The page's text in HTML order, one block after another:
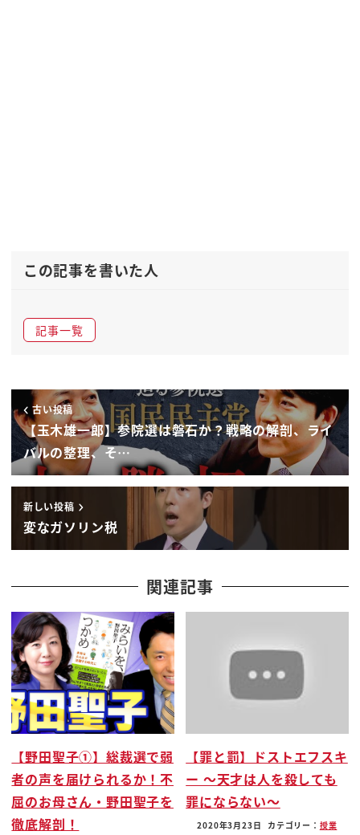
この記事を書いた人
記事一覧
古い投稿
【玉木雄一郎】参院選は磐石か？戦略の解剖、ライ
バルの整理、そ…
新しい投稿
変なガソリン税
関連記事
【野田聖子①】総裁選で弱
者の声を届けられるか！不
屈のお母さん・野田聖子を
徹底解剖！
【罪と罰】ドストエフスキ
ー 〜天才は人を殺しても
罪にならない〜
2020年3月23日 カテゴリー： 授業